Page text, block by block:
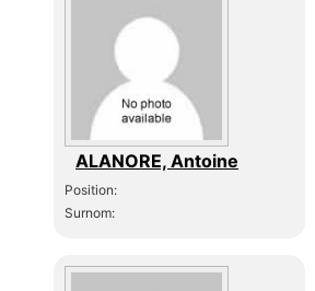
ALANORE, Antoine
Position:
Surnom: